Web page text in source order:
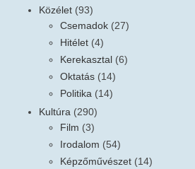
Közélet (93)
Csemadok (27)
Hitélet (4)
Kerekasztal (6)
Oktatás (14)
Politika (14)
Kultúra (290)
Film (3)
Irodalom (54)
Képzőművészet (14)